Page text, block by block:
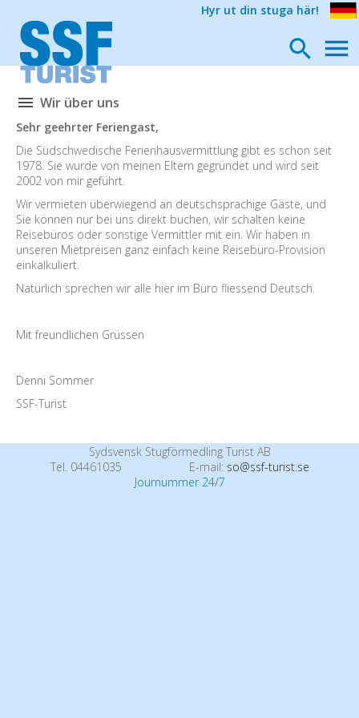
Hyr ut din stuga här!
Wir über uns
Sehr geehrter Feriengast,
Die Südschwedische Ferienhausvermittlung gibt es schon seit
1978. Sie wurde von meinen Eltern gegründet und wird seit
2002 von mir geführt.
Wir vermieten überwiegend an deutschsprachige Gäste, und
Sie können nur bei uns direkt buchen, wir schalten keine
Reisebüros oder sonstige Vermittler mit ein. Wir haben in
unseren Mietpreisen ganz einfach keine Reisebüro-Provision
einkalkuliert.
Natürlich sprechen wir alle hier im Büro fliessend Deutsch.
Mit freundlichen Grüssen
Denni Sommer
SSF-Turist
Sydsvensk Stugförmedling Turist AB
Tel. 04461035
E-mail: so@ssf-turist.se
Journummer 24/7